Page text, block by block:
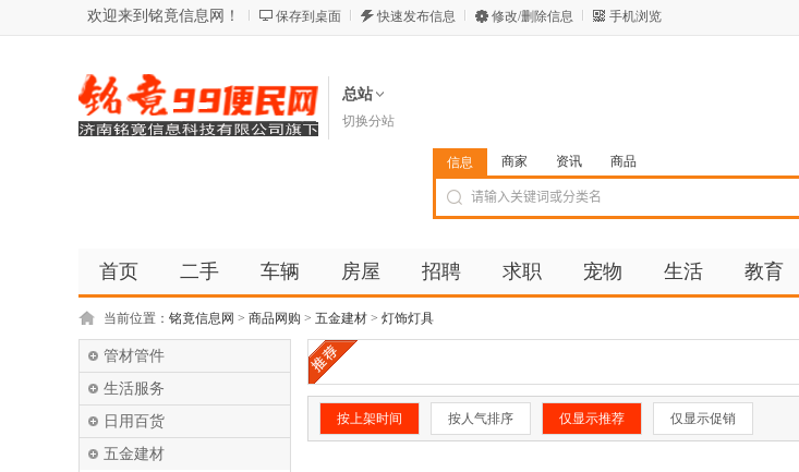
欢迎来到铭竟信息网！ 保存到桌面 快速发布信息 修改/删除信息 手机浏览
总站
切换分站
信息 商家 资讯 商品
首页 二手 车辆 房屋 招聘 求职 宠物 生活 教育
当前位置： 铭竟信息网 > 商品网购 > 五金建材 > 灯饰灯具
管材管件
生活服务
日用百货
五金建材
按上架时间 按人气排序 仅显示推荐 仅显示促销